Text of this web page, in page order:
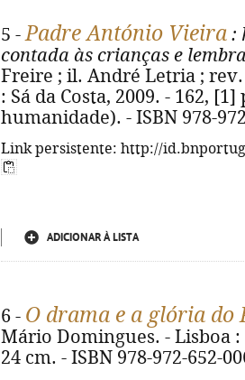
5 -Padre António Vieira :
contada às crianças e
Freire ; il. André Letria ;
: Sá da Costa, 2009. - 162,
humanidade). - ISBN 978-
Link persistente: http://
ADICIONAR À LISTA
6 - O drama e a glória
Mário Domingues. - Lisboa :
24 cm. - ISBN 978-972-652-